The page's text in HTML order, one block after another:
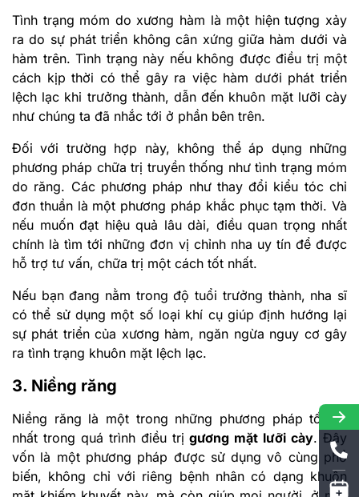
Tình trạng móm do xương hàm là một hiện tượng xảy
ra do sự phát triển không cân xứng giữa hàm dưới và
hàm trên. Tình trạng này nếu không được điều trị một
cách kịp thời có thể gây ra việc hàm dưới phát triển
lệch lạc khi trưởng thành, dẫn đến khuôn mặt lưỡi cày
như chúng ta đã nhắc tới ở phần bên trên.
Đối với trường hợp này, không thể áp dụng những
phương pháp chữa trị truyền thống như tình trạng móm
do răng. Các phương pháp như thay đổi kiểu tóc chỉ
đơn thuần là một phương pháp khắc phục tạm thời. Và
nếu muốn đạt hiệu quả lâu dài, điều quan trọng nhất
chính là tìm tới những đơn vị chỉnh nha uy tín để được
hỗ trợ tư vấn, chữa trị một cách tốt nhất.
Nếu bạn đang nằm trong độ tuổi trưởng thành, nha sĩ
có thể sử dụng một số loại khí cụ giúp định hướng lại
sự phát triển của xương hàm, ngăn ngừa nguy cơ gây
ra tình trạng khuôn mặt lệch lạc.
3. Niềng răng
Niềng răng là một trong những phương pháp tối ưu
nhất trong quá trình điều trịgương mặt lưỡi cày. Đây
vốn là một phương pháp được sử dụng vô cùng phổ
biến, không chỉ với riêng bệnh nhân có dạng khuôn